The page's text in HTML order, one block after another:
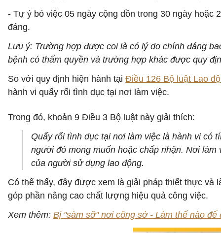
- Tự ý bỏ việc 05 ngày cộng dồn trong 30 ngày hoặc
đáng.
Lưu ý: Trường hợp được coi là có lý do chính đáng
bệnh có thẩm quyền và trường hợp khác được quy
So với quy định hiện hành tại Điều 126 Bộ luật Lao
hành vi quấy rối tình dục tại nơi làm việc.
Trong đó, khoản 9 Điều 3 Bộ luật này giải thích:
Quấy rối tình dục tại nơi làm việc là hành vi có
người đó mong muốn hoặc chấp nhận. Nơi
của người sử dụng lao động.
Có thể thấy, đây được xem là giải pháp thiết thực và
góp phần nâng cao chất lượng hiệu quả công việc.
Xem thêm: Bị "sàm sỡ" nơi công sở - Làm thế nào để